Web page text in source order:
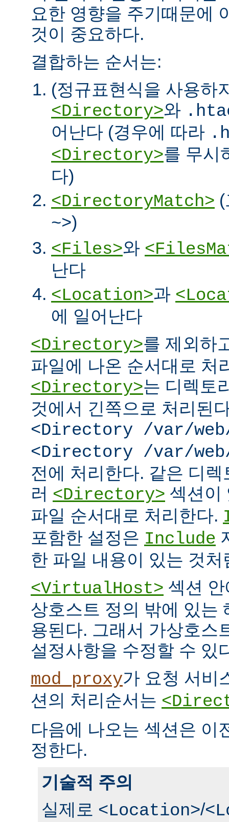
요한 영향을 주기때문에
것이 중요하다.
결합하는 순서는:
(정규표현식을 사용하
<Directory>와
어난다 (경우에 따라
<Directory>를 무시
다)
<DirectoryMatch>
~>)
<Files>와
난다
<Location>과
에 일어난다
<Directory>를 제외하
파일에 나온 순서대로 처
<Directory>는 디렉토
것에서 긴쪽으로 처리된
<Directory /var/
<Directory /var/
전에 처리한다. 같은 디
러 <Directory> 섹션이
파일 순서대로 처리한다.
포함한 설정은 Include
한 파일 내용이 있는 것처
<VirtualHost> 섹션
상호스트 정의 밖에 있는
용된다. 그래서 가상호스
설정사항을 수정할 수 있
mod_proxy가 요청 서비
션의 처리순서는
다음에 나오는 섹션은 이
정한다.
기술적 주의
실제로 <Location>/